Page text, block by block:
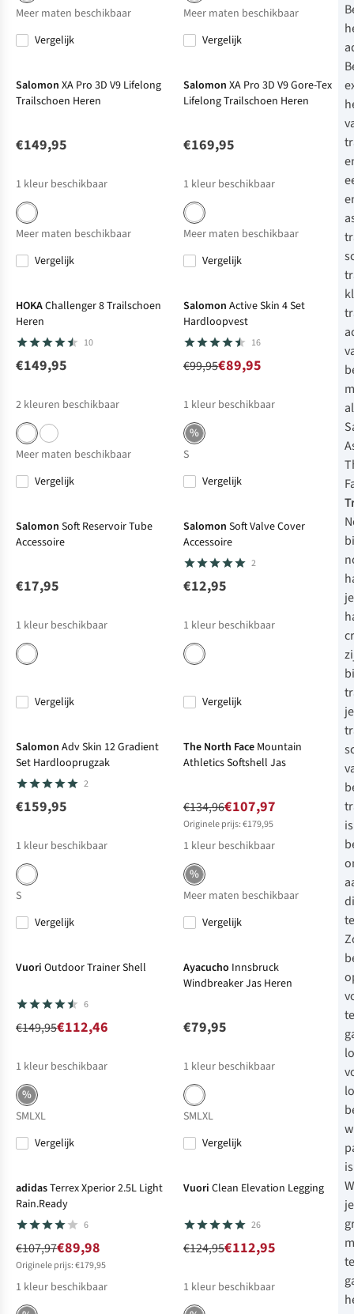
Meer maten beschikbaar
Vergelijk
Meer maten beschikbaar
Vergelijk
Salomon XA Pro 3D V9 Lifelong
Trailschoen Heren
€149,95
1 kleur beschikbaar
Meer maten beschikbaar
Vergelijk
Salomon XA Pro 3D V9 Gore-Tex
Lifelong Trailschoen Heren
€169,95
1 kleur beschikbaar
Meer maten beschikbaar
Vergelijk
HOKAChallenger 8 Trailschoen
Heren
10
€149,95
2 kleuren beschikbaar
Meer maten beschikbaar
Vergelijk
Salomon Active Skin 4 Set
Hardloopvest
16
€99,95€89,95
1 kleur beschikbaar
%
S
Vergelijk
Salomon Soft Reservoir Tube
Accessoire
€17,95
1 kleur beschikbaar
Vergelijk
Salomon Soft Valve Cover
Accessoire
2
€12,95
1 kleur beschikbaar
Vergelijk
Salomon Adv Skin 12 Gradient
Set Hardlooprugzak
2
€159,95
1 kleur beschikbaar
S
Vergelijk
The North Face Mountain
Athletics Softshell Jas
€134,96€107,97
Originele prijs: €179,95
1 kleur beschikbaar
%
Meer maten beschikbaar
Vergelijk
Vuori Outdoor Trainer Shell
6
€149,95€112,46
1 kleur beschikbaar
%
SMLXL
Vergelijk
Ayacucho Innsbruck
Windbreaker Jas Heren
€79,95
1 kleur beschikbaar
SMLXL
Vergelijk
adidasTerrex Xperior 2.5L Light
Rain.Ready
6
€107,97€89,98
Originele prijs: €179,95
1 kleur beschikbaar
Vuori Clean Elevation Legging
26
€124,95€112,95
1 kleur beschikbaar
je
je